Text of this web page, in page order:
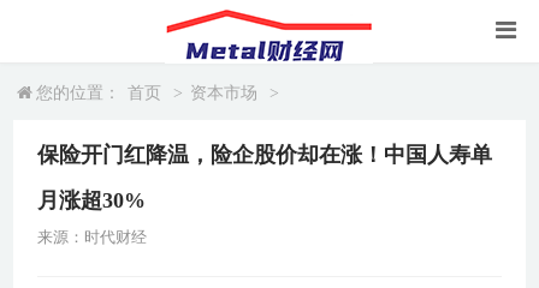
您的位置： 首页 > 资本市场 >
保险开门红降温，险企股价却在涨！中国人寿单
月涨超30%
来源：时代财经